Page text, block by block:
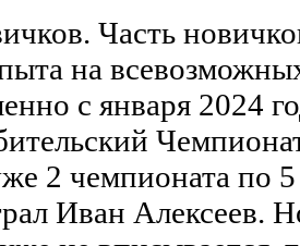
Часть
на
с января 2024
2 чемпионата по 5
Иван Алексеев.